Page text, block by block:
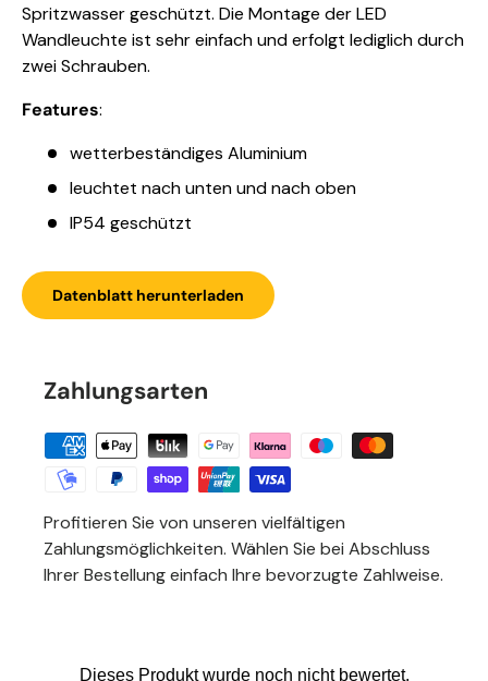
Spritzwasser geschützt. Die Montage der LED
Wandleuchte ist sehr einfach und erfolgt lediglich durch
zwei Schrauben.
Features:
wetterbeständiges Aluminium
leuchtet nach unten und nach oben
IP54 geschützt
Datenblatt herunterladen
Zahlungsarten
Profitieren Sie von unseren vielfältigen
Zahlungsmöglichkeiten. Wählen Sie bei Abschluss
Ihrer Bestellung einfach Ihre bevorzugte Zahlweise.